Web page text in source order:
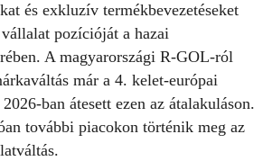
és exkluzív termékbevezetéseket
pozícióját a hazai
A magyarországi R-GOL-ról
már a 4. kelet-európai
ban átesett ezen az átalakuláson.
további piacokon történik meg az